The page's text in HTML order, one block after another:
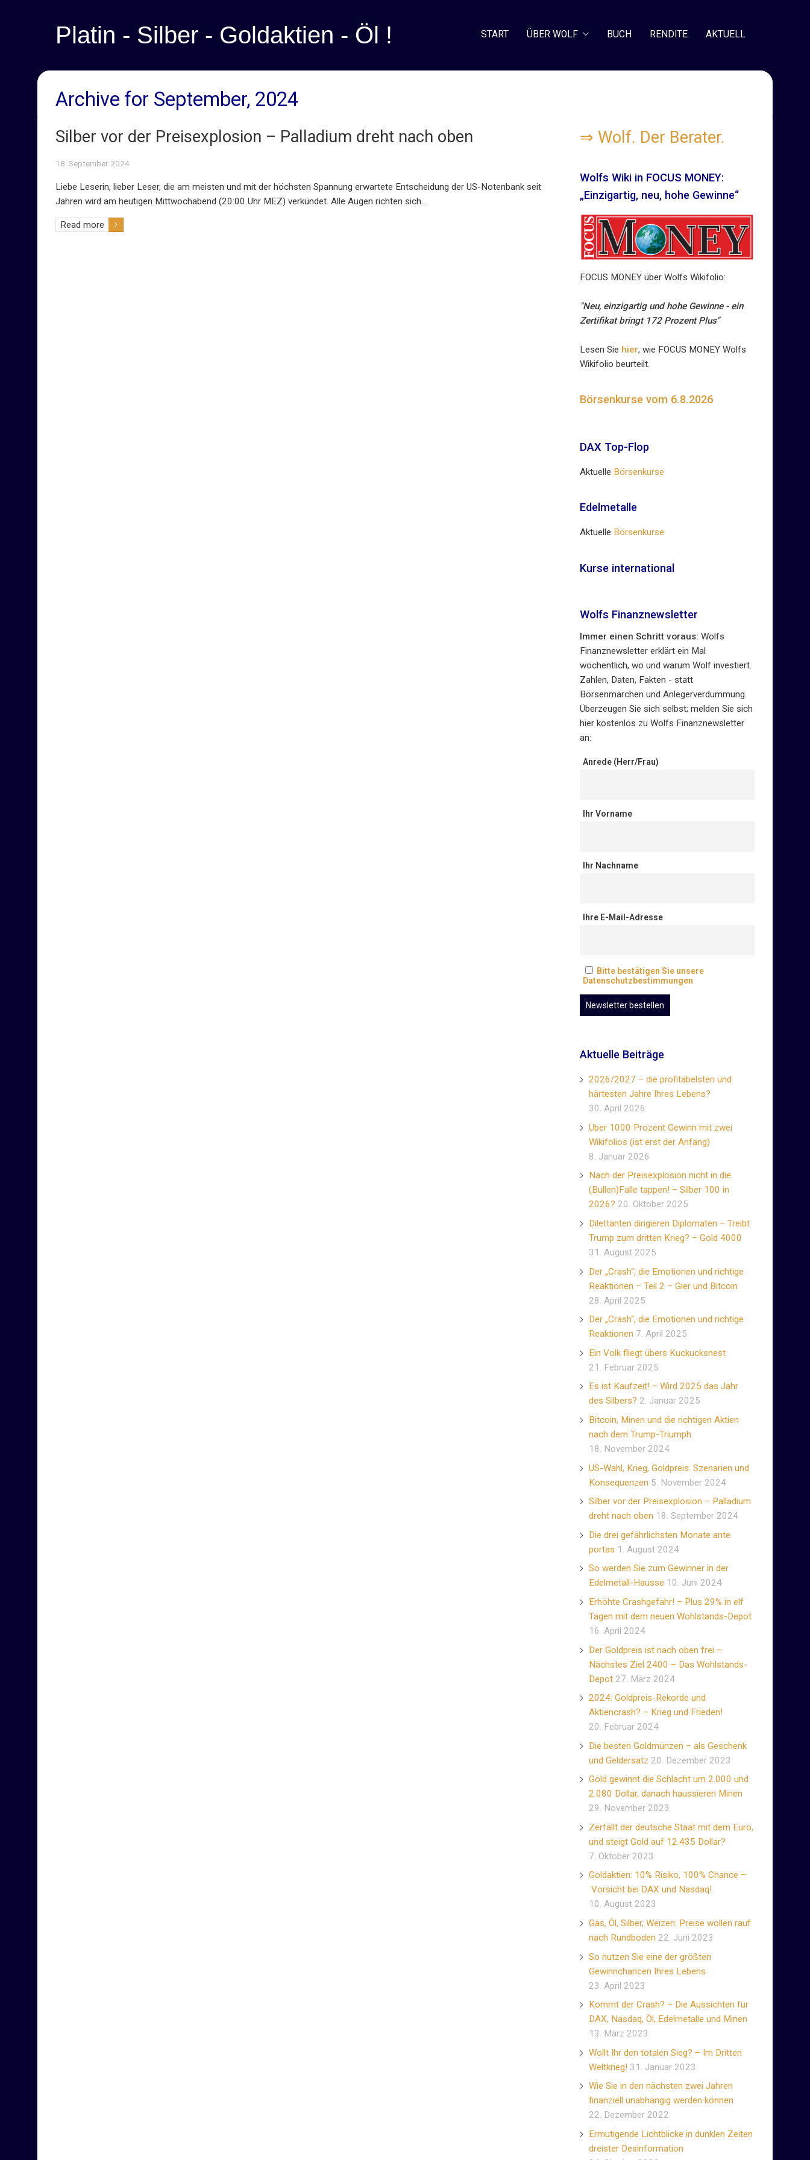
Platin - Silber - Goldaktien - Öl ! START ÜBER WOLF BUCH RENDITE AKTUELL
Archive for September, 2024
Silber vor der Preisexplosion – Palladium dreht nach oben
18. September 2024
Liebe Leserin, lieber Leser, die am meisten und mit der höchsten Spannung erwartete Entscheidung der US-Notenbank seit
Jahren wird am heutigen Mittwochabend (20:00 Uhr MEZ) verkündet. Alle Augen richten sich…
Read more
⇒ Wolf. Der Berater.
Wolfs Wiki in FOCUS MONEY:
„Einzigartig, neu, hohe Gewinne“
FOCUS MONEY über Wolfs Wikifolio:
"Neu, einzigartig und hohe Gewinne - ein
Zertifikat bringt 172 Prozent Plus"
Lesen Sie hier, wie FOCUS MONEY Wolfs
Wikifolio beurteilt.
Börsenkurse vom 6.8.2026
DAX Top-Flop
Aktuelle Börsenkurse
Edelmetalle
Aktuelle Börsenkurse
Kurse international
Wolfs Finanznewsletter
Immer einen Schritt voraus: Wolfs
Finanznewsletter erklärt ein Mal
wöchentlich, wo und warum Wolf investiert.
Zahlen, Daten, Fakten - statt
Börsenmärchen und Anlegerverdummung.
Überzeugen Sie sich selbst; melden Sie sich
hier kostenlos zu Wolfs Finanznewsletter
an:
Anrede (Herr/Frau)
Ihr Vorname
Ihr Nachname
Ihre E-Mail-Adresse
Bitte bestätigen Sie unsere
Datenschutzbestimmungen
Aktuelle Beiträge
2026/2027 – die profitabelsten und
härtesten Jahre Ihres Lebens?
30. April 2026
Über 1000 Prozent Gewinn mit zwei
Wikifolios (ist erst der Anfang)
8. Januar 2026
Nach der Preisexplosion nicht in die
(Bullen)Falle tappen! – Silber 100 in
2026? 20. Oktober 2025
Dilettanten dirigieren Diplomaten – Treibt
Trump zum dritten Krieg? – Gold 4000
31. August 2025
Der „Crash“, die Emotionen und richtige
Reaktionen – Teil 2 – Gier und Bitcoin
28. April 2025
Der „Crash“, die Emotionen und richtige
Reaktionen 7. April 2025
Ein Volk fliegt übers Kuckucksnest
21. Februar 2025
Es ist Kaufzeit! – Wird 2025 das Jahr
des Silbers? 2. Januar 2025
Bitcoin, Minen und die richtigen Aktien
nach dem Trump-Triumph
18. November 2024
US-Wahl, Krieg, Goldpreis: Szenarien und
Konsequenzen 5. November 2024
Silber vor der Preisexplosion – Palladium
dreht nach oben 18. September 2024
Die drei gefährlichsten Monate ante
portas 1. August 2024
So werden Sie zum Gewinner in der
Edelmetall-Hausse 10. Juni 2024
Erhöhte Crashgefahr! – Plus 29% in elf
Tagen mit dem neuen Wohlstands-Depot
16. April 2024
Der Goldpreis ist nach oben frei –
Nächstes Ziel 2400 – Das Wohlstands-
Depot 27. März 2024
2024: Goldpreis-Rekorde und
Aktiencrash? – Krieg und Frieden!
20. Februar 2024
Die besten Goldmünzen – als Geschenk
und Geldersatz 20. Dezember 2023
Gold gewinnt die Schlacht um 2.000 und
2.080 Dollar, danach haussieren Minen
29. November 2023
Zerfällt der deutsche Staat mit dem Euro,
und steigt Gold auf 12.435 Dollar?
7. Oktober 2023
Goldaktien: 10% Risiko, 100% Chance –
Vorsicht bei DAX und Nasdaq!
10. August 2023
Gas, Öl, Silber, Weizen: Preise wollen rauf
nach Rundboden 22. Juni 2023
So nutzen Sie eine der größten
Gewinnchancen Ihres Lebens
23. April 2023
Kommt der Crash? – Die Aussichten für
DAX, Nasdaq, Öl, Edelmetalle und Minen
13. März 2023
Wollt Ihr den totalen Sieg? – Im Dritten
Weltkrieg! 31. Januar 2023
Wie Sie in den nächsten zwei Jahren
finanziell unabhängig werden können
22. Dezember 2022
Ermutigende Lichtblicke in dunklen Zeiten
dreister Desinformation